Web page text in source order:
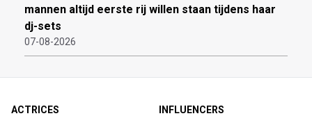
mannen altijd eerste rij willen staan tijdens haar
dj-sets
07-08-2026
ACTRICES
INFLUENCERS